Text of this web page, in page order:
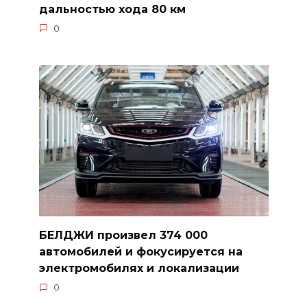
дальностью хода 80 км
0
БЕЛДЖИ произвел 374 000
автомобилей и фокусируется на
электромобилях и локализации
0